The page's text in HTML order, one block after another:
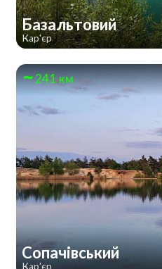
Базальтовий
Кар'єр
241 км
Сопачівський
Кар'єр